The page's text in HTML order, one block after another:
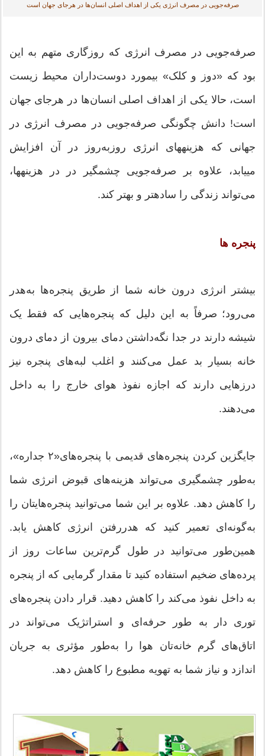
صرفه‌جویی در مصرف انرژی یکی از اهداف اصلی انسان‌ها در هرجای جهان است
صرفه‌جویی در مصرف انرژی که روزگاری متهم به این
بود که «دوز و کلک» بی‎مورد دوست‌داران محیط زیست
است، حالا یکی از اهداف اصلی انسان‌ها در هرجای جهان
است! دانش چگونگی صرفه‏‌جویی در مصرف انرژی در
جهانی که هزینه‎های انرژی روزبه‌روز در آن افزایش
می‎یابد، علاوه بر صرفه‌جویی چشمگیر در در هزینه‎ها،
می‌‎تواند زندگی را ساده‎تر و بهتر کند.
پنجره‏ ها
بیشتر انرژی درون خانه شما از طریق پنجره‌‏ها به‌هدر
می‌‎رود؛ صرفاً به این دلیل که پنجره‌‏هایی که فقط یک
شیشه دارند در جدا نگه‌داشتن دمای بیرون از دمای درون
خانه بسیار بد عمل می‌کنند و اغلب لبه‏‌های پنجره نیز
درزهایی دارند که اجازه نفوذ هوای خارج را به داخل
می‌دهند.
جایگزین کردن پنجره‌‏های قدیمی با پنجره‌‏های«۲ جداره»،
به‌طور چشمگیری می‌تواند هزینه‌های قبوض انرژی شما
را کاهش دهد. علاوه بر این شما می‌‎توانید پنجره‏‌هایتان را
به‌گونه‌ای تعمیر کنید که هدررفتن انرژی کاهش یابد.
همین‌طور می‌‎توانید در طول گرم‌‎ترین ساعات روز از
پرده‌‏های ضخیم استفاده کنید تا مقدار گرمایی که از پنجره
به داخل نفوذ می‌‏کند را کاهش دهید. قرار دادن پنجره‌های
توری دار به طور حرفه‌‎ای و استراتژیک می‌‎تواند در
اتاق‌‎های گرم خانه‌‏تان هوا را به‌طور مؤثری به جریان
اندازد و نیاز شما به تهویه مطبوع را کاهش دهد.